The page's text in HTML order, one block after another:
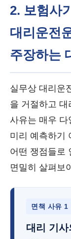
2. 보험사
대리운전
주장하는
실무상 대리운
을 거절하고
사유는 매우
미리 예측하기
어떤 쟁점들로
면밀히 살펴보
면책 사유 1
대리 기